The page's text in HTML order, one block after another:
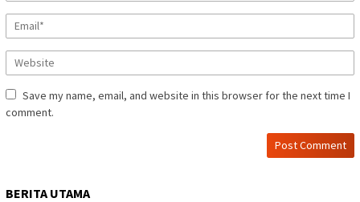
Save my name, email, and website in this browser for the next time I
comment.
BERITA UTAMA